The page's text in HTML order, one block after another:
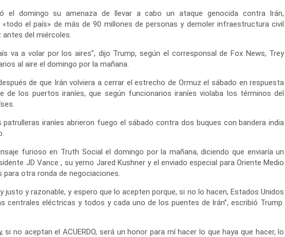
el domingo su amenaza de llevar a cabo un ataque genocida contra Irán,
el país» de más de 90 millones de personas y demoler infraestructura civil
del miércoles.
va a volar por los aires”, dijo Trump, según el corresponsal de Fox News, Trey
al aire el domingo por la mañana.
de que Irán volviera a cerrar el estrecho de Ormuz el sábado en respuesta
de los puertos iraníes, que según funcionarios iraníes violaba los términos del
iraníes abrieron fuego el sábado contra dos buques con bandera india
furioso en Truth Social el domingo por la mañana, diciendo que enviaría un
JD Vance , su yerno Jared Kushner y el enviado especial para Oriente Medio
otra ronda de negociaciones.
justo y razonable, y espero que lo acepten porque, si no lo hacen, Estados Unidos
centrales eléctricas y todos y cada uno de los puentes de Irán”, escribió Trump.
si no aceptan el ACUERDO, será un honor para mí hacer lo que haya que hacer, lo